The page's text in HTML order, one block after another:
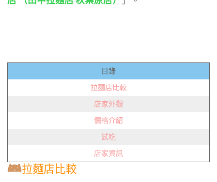
目錄
拉麵店比較
店家外觀
價格介紹
試吃
店家資訊
拉麵店比較